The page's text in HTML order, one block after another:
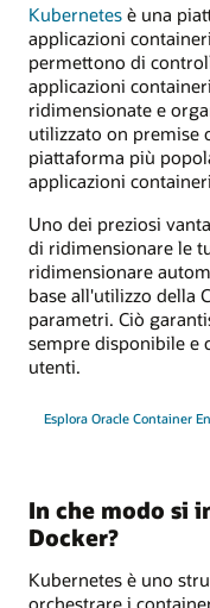
Kubernetes è una
applicazioni
permettono di
applicazioni
ridimensionate e
utilizzato on premise
piattaforma più
applicazioni
Uno dei preziosi
di ridimensionare le
ridimensionare
base all'utilizzo della
parametri. Ciò
sempre disponibile e
utenti.
Esplora Oracle Container
In che modo si
Docker?
Kubernetes è uno
orchestrare i